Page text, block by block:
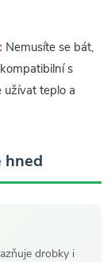
Nemusíte se bát,
s
teplo a
hned
drobky i